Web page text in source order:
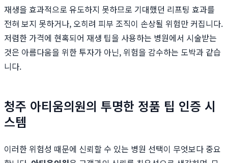
재생을 효과적으로 유도하지 못하므로 기대했던 리프팅 효과를
전혀 보지 못하거나, 오히려 피부 조직이 손상될 위험만 커집니다.
저렴한 가격에 현혹되어 재생 팁을 사용하는 병원에서 시술받는
것은 아름다움을 위한 투자가 아닌, 위험을 감수하는 도박과 같습
니다.
청주 아티움의원의 투명한 정품 팁 인증 시
스템
이러한 위험성 때문에 신뢰할 수 있는 병원 선택이 무엇보다 중요